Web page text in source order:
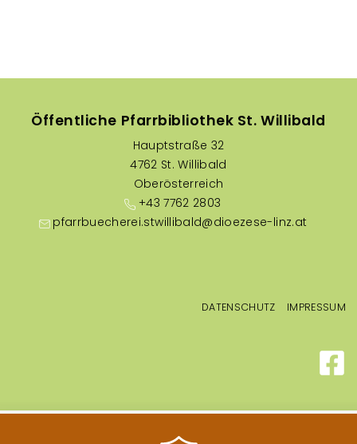
Öffentliche Pfarrbibliothek St. Willibald
Hauptstraße 32
4762 St. Willibald
Oberösterreich
+43 7762 2803
pfarrbuecherei.stwillibald@dioezese-linz.at
DATENSCHUTZ IMPRESSUM